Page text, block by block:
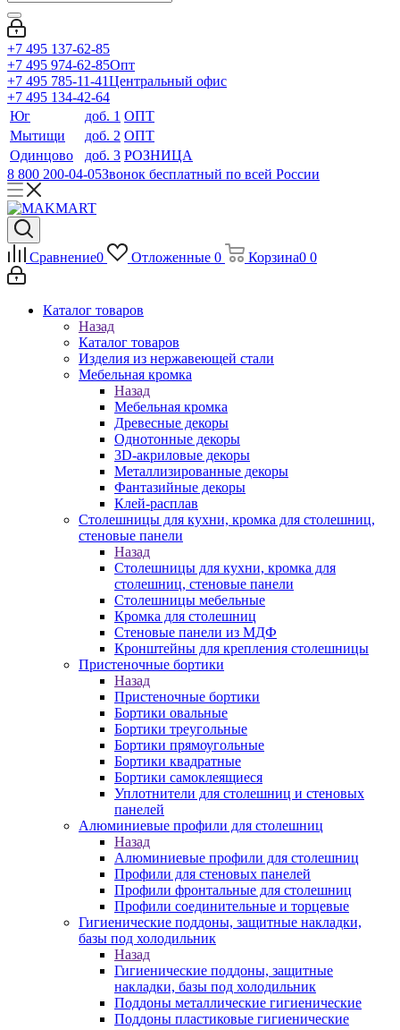
+7 495 137-62-85
+7 495 974-62-85Опт
+7 495 785-11-41Центральный офис
+7 495 134-42-64
Юг
доб. 1 ОПТ
Мытищи
доб. 2 ОПТ
Одинцово
доб. 3 РОЗНИЦА
8 800 200-04-05Звонок бесплатный по всей России
Сравнение0 Отложенные 0 Корзина0 0
Каталог товаров
Назад
Каталог товаров
Изделия из нержавеющей стали
Мебельная кромка
Назад
Мебельная кромка
Древесные декоры
Однотонные декоры
3D-акриловые декоры
Металлизированные декоры
Фантазийные декоры
Клей-расплав
Столешницы для кухни, кромка для столешниц,
стеновые панели
Назад
Столешницы для кухни, кромка для
столешниц, стеновые панели
Столешницы мебельные
Кромка для столешниц
Стеновые панели из МДФ
Кронштейны для крепления столешницы
Пристеночные бортики
Назад
Пристеночные бортики
Бортики овальные
Бортики треугольные
Бортики прямоугольные
Бортики квадратные
Бортики самоклеящиеся
Уплотнители для столешниц и стеновых
панелей
Алюминиевые профили для столешниц
Назад
Алюминиевые профили для столешниц
Профили для стеновых панелей
Профили фронтальные для столешниц
Профили соединительные и торцевые
Гигиенические поддоны, защитные накладки,
базы под холодильник
Назад
Гигиенические поддоны, защитные
накладки, базы под холодильник
Поддоны металлические гигиенические
Поддоны пластиковые гигиенические